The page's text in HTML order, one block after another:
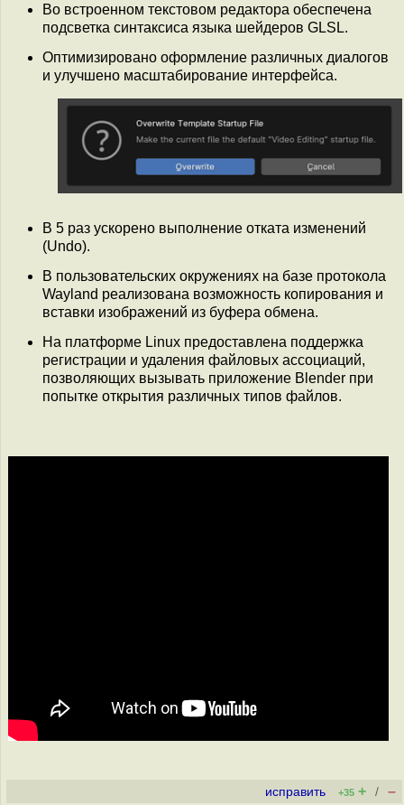
Во встроенном текстовом редактора обеспечена
подсветка синтаксиса языка шейдеров GLSL.
Оптимизировано оформление различных диалогов
и улучшено масштабирование интерфейса.
В 5 раз ускорено выполнение отката изменений
(Undo).
В пользовательских окружениях на базе протокола
Wayland реализована возможность копирования и
вставки изображений из буфера обмена.
На платформе Linux предоставлена поддержка
регистрации и удаления файловых ассоциаций,
позволяющих вызывать приложение Blender при
попытке открытия различных типов файлов.
исправить +35 + / –